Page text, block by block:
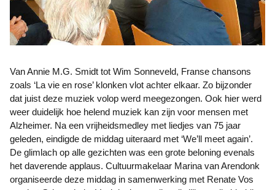
Van Annie M.G. Smidt tot Wim Sonneveld, Franse chansons
zoals ‘La vie en rose’ klonken vlot achter elkaar. Zo bijzonder
dat juist deze muziek volop werd meegezongen. Ook hier werd
weer duidelijk hoe helend muziek kan zijn voor mensen met
Alzheimer. Na een vrijheidsmedley met liedjes van 75 jaar
geleden, eindigde de middag uiteraard met ‘We’ll meet again’.
De glimlach op alle gezichten was een grote beloning evenals
het daverende applaus. Cultuurmakelaar Marina van Arendonk
organiseerde deze middag in samenwerking met Renate Vos